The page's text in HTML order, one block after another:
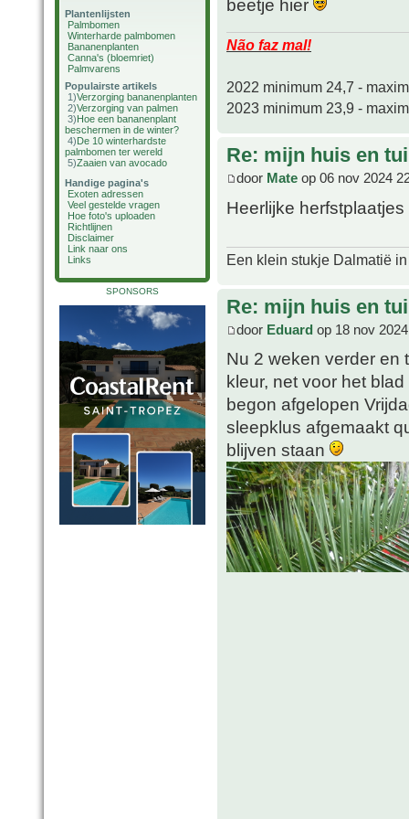
Plantenlijsten
Palmbomen
Winterharde palmbomen
Bananenplanten
Canna's (bloemriet)
Palmvarens
Populairste artikels
1)Verzorging bananenplanten
2)Verzorging van palmen
3)Hoe een bananenplant
beschermen in de winter?
4)De 10 winterhardste
palmbomen ter wereld
5)Zaaien van avocado
Handige pagina's
Exoten adressen
Veel gestelde vragen
Hoe foto's uploaden
Richtlijnen
Disclaimer
Link naar ons
Links
SPONSORS
beetje hier
Não faz mal!
2022 minimum 24,7 -
2023 minimum 23,9 -
Re: mijn huis en
door Mate op 06 nov 2024
Heerlijke herfstplaatjes
Een klein stukje Dalmatië
Re: mijn huis en
door Eduard op 18 nov
Nu 2 weken verder en
kleur, net voor het
begon afgelopen
sleepklus afgemaakt
blijven staan